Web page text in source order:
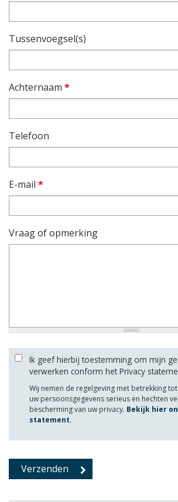
Tussenvoegsel(s)
Achternaam *
Telefoon
E-mail *
Vraag of opmerking
Ik geef hierbij toestemming om mijn
verwerken conform het Privacy
Wij nemen de regelgeving met betrekking
uw persoonsgegevens serieus en hechten
bescherming van uw privacy. Bekijk hier
statement.